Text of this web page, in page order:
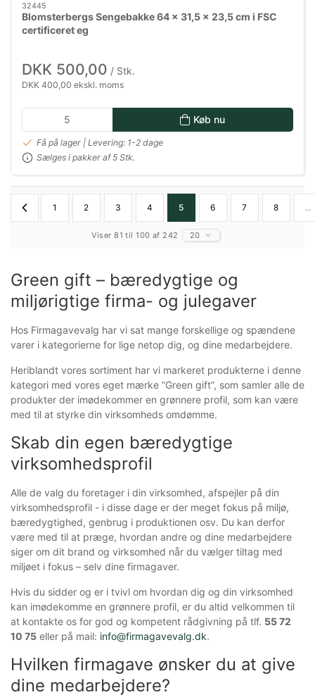
32445
Blomsterbergs Sengebakke 64 x 31,5 x 23,5 cm i FSC
certificeret eg
DKK 500,00 / Stk.
DKK 400,00 ekskl. moms
Køb nu
Få på lager | Levering: 1-2 dage
Sælges i pakker af 5 Stk.
1 2 3 4 5 6 7 8 ...
Viser 81 til 100 af 242 20
Green gift – bæredygtige og
miljørigtige firma- og julegaver
Hos Firmagavevalg har vi sat mange forskellige og spændene
varer i kategorierne for lige netop dig, og dine medarbejdere.
Heriblandt vores sortiment har vi markeret produkterne i denne
kategori med vores eget mærke ”Green gift”, som samler alle de
produkter der imødekommer en grønnere profil, som kan være
med til at styrke din virksomheds omdømme.
Skab din egen bæredygtige
virksomhedsprofil
Alle de valg du foretager i din virksomhed, afspejler på din
virksomhedsprofil - i disse dage er der meget fokus på miljø,
bæredygtighed, genbrug i produktionen osv. Du kan derfor
være med til at præge, hvordan andre og dine medarbejdere
siger om dit brand og virksomhed når du vælger tiltag med
miljøet i fokus – selv dine firmagaver.
Hvis du sidder og er i tvivl om hvordan dig og din virksomhed
kan imødekomme en grønnere profil, er du altid velkommen til
at kontakte os for god og kompetent rådgivning på tlf. 55 72
10 75 eller på mail: info@firmagavevalg.dk.
Hvilken firmagave ønsker du at give
dine medarbejdere?